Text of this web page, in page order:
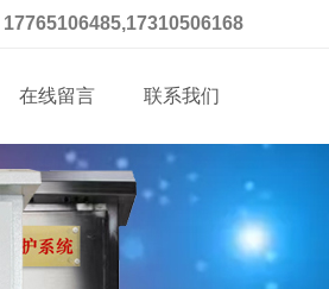
17765106485,17310506168
在线留言 联系我们